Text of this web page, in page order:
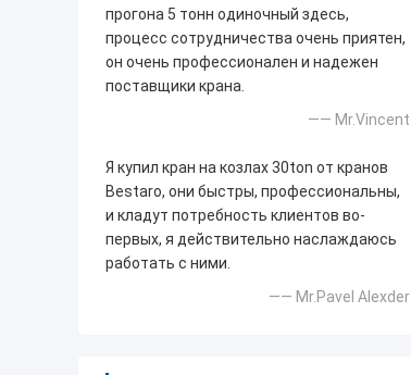
прогона 5 тонн одиночный здесь,
процесс сотрудничества очень приятен,
он очень профессионален и надежен
поставщики крана.
—— Mr.Vincent
Я купил кран на козлах 30ton от кранов
Bestaro, они быстры, профессиональны,
и кладут потребность клиентов во-
первых, я действительно наслаждаюсь
работать с ними.
—— Mr.Pavel Alexder